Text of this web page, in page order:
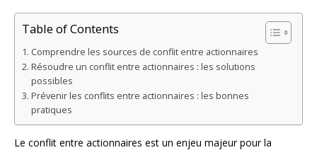
Table of Contents
Comprendre les sources de conflit entre actionnaires
Résoudre un conflit entre actionnaires : les solutions
possibles
Prévenir les conflits entre actionnaires : les bonnes
pratiques
Le conflit entre actionnaires est un enjeu majeur pour la